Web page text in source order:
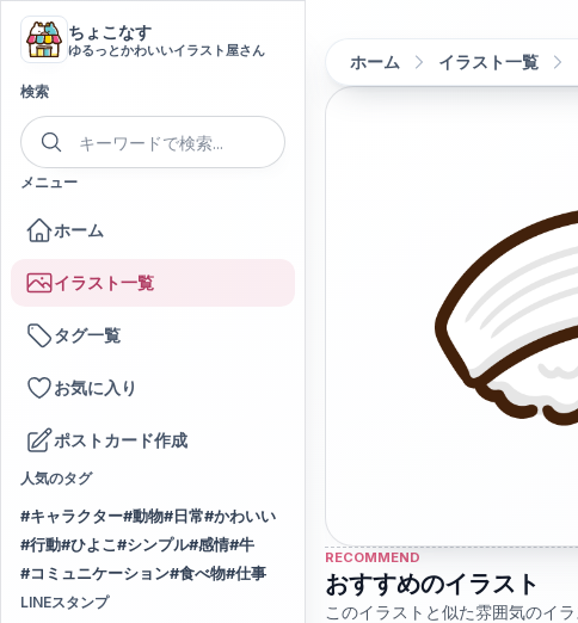
ちょこなす
ゆるっとかわいいイラスト屋さん
検索
メニュー
ホーム
イラスト一覧
タグ一覧
お気に入り
ポストカード作成
人気のタグ
#キャラクター#動物# 日常#かわいい
#行動#ひよこ#シンプル#感情#牛
#コミュニケーション#食べ物#仕事
LINEスタンプ
ホーム イラスト一覧
RECOMMEND
おすすめのイラスト
このイラストと似た雰囲気のイラ